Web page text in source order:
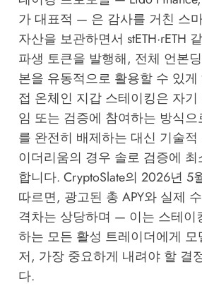
가 대표적 — 은 감사를 거친 스
자산을 보관하면서 stETH·rETH
파생 토큰을 발행해, 전체 언본
본을 유동적으로 활용할 수 있
접 온체인 지갑 스테이킹은 자
임 또는 검증에 참여하는 방식
를 완전히 배제하는 대신 기술
이더리움의 경우 솔로 검증에 최
합니다. CryptoSlate의 2026년 5
따르면, 광고된 총 APY와 실제
격차는 상당하며 — 이는 스테이
하는 모든 활성 트레이더에게
저, 가장 중요하게 내려야 할 결
다.